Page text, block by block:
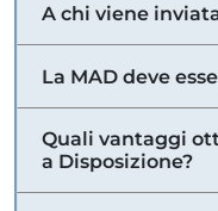
A chi viene
La MAD deve
Quali vantaggi
a Disposizione?